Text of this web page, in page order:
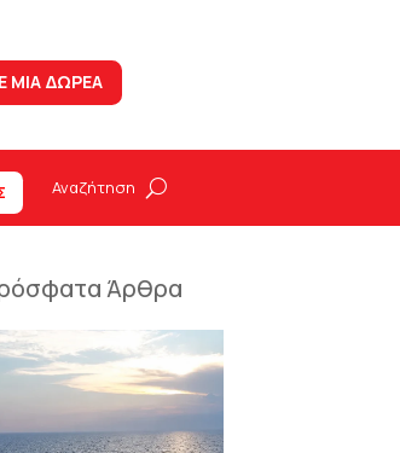
ΜΙΑ ΔΩΡΕΑ
Άρθρα